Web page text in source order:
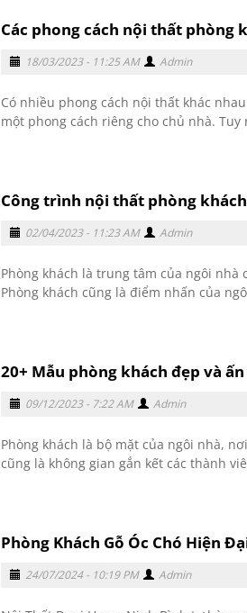
Các phong cách nội thất phòng
18/03/2023 - 11:25 AM Admin
Có nhiều phong cách nội thất khác
một phong cách riêng cho chủ nhà.
Công trình nội thất phòng
02/04/2023 - 11:23 AM Admin
Phòng khách là trung tâm của ngôi
Phòng khách cũng là điểm nhấn của
20+ Mẫu phòng khách đẹp và
09/12/2023 - 7:22 AM Admin
Phòng khách là bộ mặt của ngôi nhà,
cũng là không gian gắn kết các thành
Phòng Khách Gỗ Óc Chó Hiện
24/07/2024 - 10:19 PM Admin